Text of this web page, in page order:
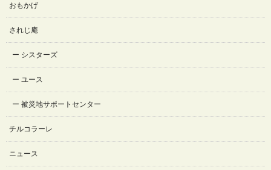
おもかげ
されじ庵
シスターズ
ユース
被災地サポートセンター
チルコラーレ
ニュース